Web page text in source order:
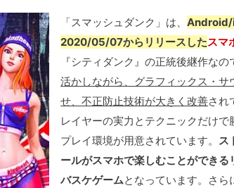
「スマッシュダンク」は、Android/
2020/05/07からリリースしたスマ
『シティダンク』の正統後継作なの
活かしながら、グラフィックス・サ
せ、不正防止技術が大きく改善され
レイヤーの実力とテクニックだけで
プレイ環境が用意されています。 ス
ールがスマホで楽しむことができ
バスケゲームとなっています。さ